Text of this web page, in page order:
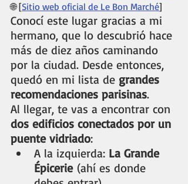
🌐 [Sitio web oficial de Le Bon Marché]
Conocí este lugar gracias a mi
hermano, que lo descubrió hace
más de diez años caminando
por la ciudad. Desde entonces,
quedó en mi lista de grandes
recomendaciones parisinas.
Al llegar, te vas a encontrar con
dos edificios conectados por un
puente vidriado:
A la izquierda: La Grande
Épicerie (ahí es donde